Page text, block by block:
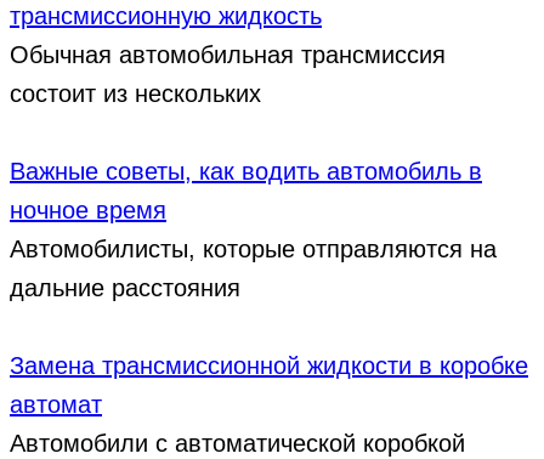
трансмиссионную жидкость
Обычная автомобильная трансмиссия
состоит из нескольких
Важные советы, как водить автомобиль в
ночное время
Автомобилисты, которые отправляются на
дальние расстояния
Замена трансмиссионной жидкости в коробке
автомат
Автомобили с автоматической коробкой